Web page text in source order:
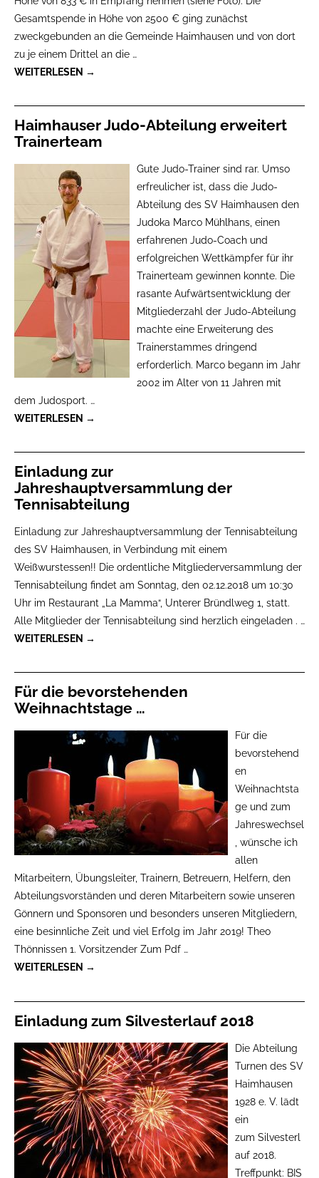
Gesamtspende in Höhe von 2500 € ging zunächst
zweckgebunden an die Gemeinde Haimhausen und von dort
zu je einem Drittel an die …
WEITERLESEN →
Haimhauser Judo-Abteilung erweitert
Trainerteam
Gute Judo-Trainer sind rar. Umso
erfreulicher ist, dass die Judo-
Abteilung des SV Haimhausen den
Judoka Marco Mühlhans, einen
erfahrenen Judo-Coach und
erfolgreichen Wettkämpfer für ihr
Trainerteam gewinnen konnte. Die
rasante Aufwärtsentwicklung der
Mitgliederzahl der Judo-Abteilung
machte eine Erweiterung des
Trainerstammes dringend
erforderlich. Marco begann im Jahr
2002 im Alter von 11 Jahren mit
dem Judosport. …
WEITERLESEN →
Einladung zur
Jahreshauptversammlung der
Tennisabteilung
Einladung zur Jahreshauptversammlung der Tennisabteilung
des SV Haimhausen, in Verbindung mit einem
Weißwurstessen!! Die ordentliche Mitgliederversammlung der
Tennisabteilung findet am Sonntag, den 02.12.2018 um 10:30
Uhr im Restaurant „La Mamma“, Unterer Bründlweg 1, statt.
Alle Mitglieder der Tennisabteilung sind herzlich eingeladen . …
WEITERLESEN →
Für die bevorstehenden
Weihnachtstage …
Für die
bevorstehend
en
Weihnachtsta
ge und zum
Jahreswechsel
, wünsche ich
allen
Mitarbeitern, Übungsleiter, Trainern, Betreuern, Helfern, den
Abteilungsvorständen und deren Mitarbeitern sowie unseren
Gönnern und Sponsoren und besonders unseren Mitgliedern,
eine besinnliche Zeit und viel Erfolg im Jahr 2019! Theo
Thönnissen 1. Vorsitzender Zum Pdf …
WEITERLESEN →
Einladung zum Silvesterlauf 2018
Die Abteilung
Turnen des SV
Haimhausen
1928 e. V. lädt
ein
zum Silvesterl
auf 2018.
Treffpunkt: BIS